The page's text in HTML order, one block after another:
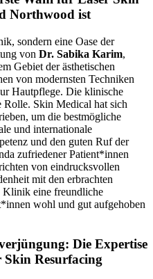
Northwood ist
sondern eine Oase der
von Dr. Sabika Karim,
Gebiet der ästhetischen
von modernsten Techniken
Hautpflege. Die klinische
Rolle. Skin Medical hat sich
um die bestmögliche
und internationale
und den guten Ruf der
zufriedener Patient*innen
von eindrucksvollen
mit den erbrachten
Klinik eine freundliche
wohl und gut aufgehoben
Die Expertise
Resurfacing